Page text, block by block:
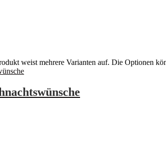
weist mehrere Varianten auf. Die Optionen